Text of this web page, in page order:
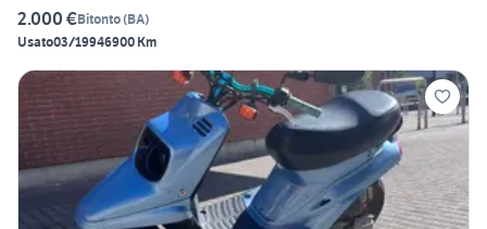
2.000 €Bitonto(BA)
Usato03/19946900 Km